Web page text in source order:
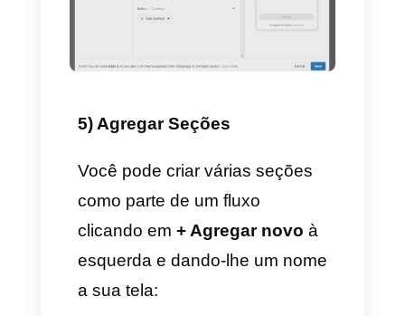
–Omita a criação de modelo e
clique em Criar
Como na realidade não